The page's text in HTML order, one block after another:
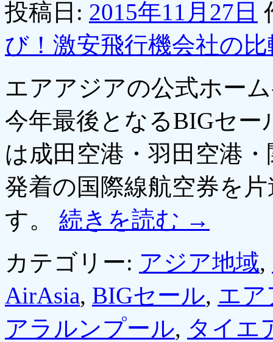
投稿日: 2015年11月27日
び！激安飛行機会社の
エアアジアの公式ホー
今年最後となるBIGセ
は成田空港・羽田空港
発着の国際線航空券を
す。 続きを読む →
カテゴリー: アジア地域,
AirAsia, BIGセール, エ
アラルンプール, タイエ